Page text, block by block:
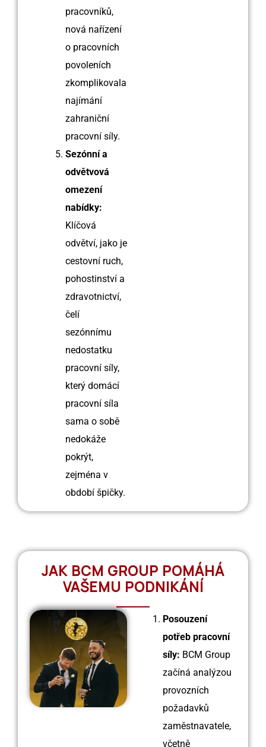
pracovníků,
nová nařízení
o pracovních
povoleních
zkomplikovala
najímání
zahraniční
pracovní síly.
Sezónní a
odvětvová
omezení
nabídky:
Klíčová
odvětví, jako je
cestovní ruch,
pohostinství a
zdravotnictví,
čelí
sezónnímu
nedostatku
pracovní síly,
který domácí
pracovní síla
sama o sobě
nedokáže
pokrýt,
zejména v
období špičky.
JAK BCM GROUP POMÁHÁ
VAŠEMU PODNIKÁNÍ
Posouzení
potřeb pracovní
síly: BCM Group
začíná analýzou
provozních
požadavků
zaměstnavatele,
včetně